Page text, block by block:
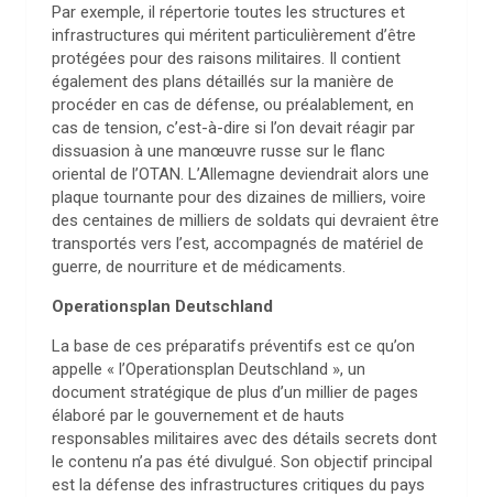
Par exemple, il répertorie toutes les structures et
infrastructures qui méritent particulièrement d’être
protégées pour des raisons militaires. Il contient
également des plans détaillés sur la manière de
procéder en cas de défense, ou préalablement, en
cas de tension, c’est-à-dire si l’on devait réagir par
dissuasion à une manœuvre russe sur le flanc
oriental de l’OTAN. L’Allemagne deviendrait alors une
plaque tournante pour des dizaines de milliers, voire
des centaines de milliers de soldats qui devraient être
transportés vers l’est, accompagnés de matériel de
guerre, de nourriture et de médicaments.
Operationsplan Deutschland
La base de ces préparatifs préventifs est ce qu’on
appelle « l’Operationsplan Deutschland », un
document stratégique de plus d’un millier de pages
élaboré par le gouvernement et de hauts
responsables militaires avec des détails secrets dont
le contenu n’a pas été divulgué. Son objectif principal
est la défense des infrastructures critiques du pays